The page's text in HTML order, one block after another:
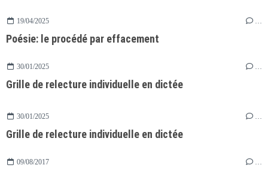
19/04/2025
Poésie: le procédé par effacement
30/01/2025 …
Grille de relecture individuelle en dictée
30/01/2025
Grille de relecture individuelle en dictée
09/08/2017 …